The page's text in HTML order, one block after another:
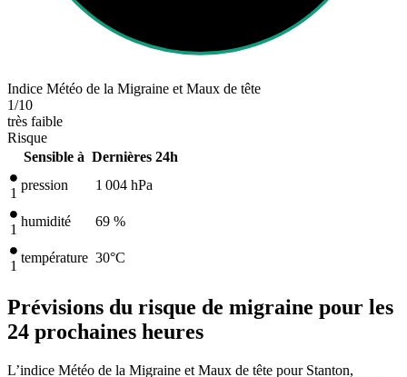
Indice Météo de la Migraine et Maux de tête
1/10
très faible
Risque
Sensible à Dernières 24h
1
pression 1 004 hPa
1
humidité 69 %
1
température 30°C
Prévisions du risque de migraine pour les
24 prochaines heures
L’indice Météo de la Migraine et Maux de tête pour Stanton,